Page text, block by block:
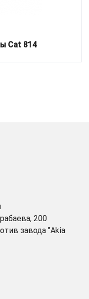
Cat 814
200
завода "Akia